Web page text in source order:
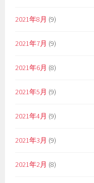
2021年8月 (9)
2021年7月 (9)
2021年6月 (8)
2021年5月 (9)
2021年4月 (9)
2021年3月 (9)
2021年2月 (8)